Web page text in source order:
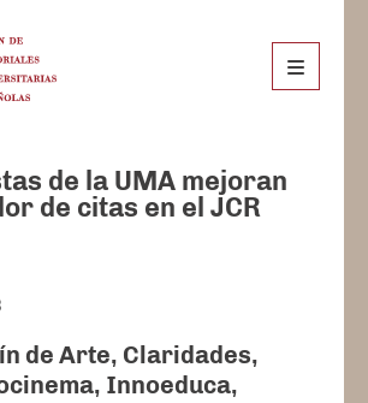
de la UMA mejoran
de citas en el JCR
de Arte, Claridades,
Innoeduca,